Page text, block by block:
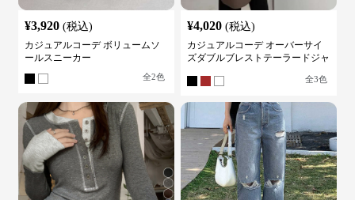
¥3,920 (税込)
カジュアルコーデ ボリュームソ
ールスニーカー
全2色
¥4,020 (税込)
カジュアルコーデ オーバーサイ
ズダブルブレストテーラードジャ
全3色